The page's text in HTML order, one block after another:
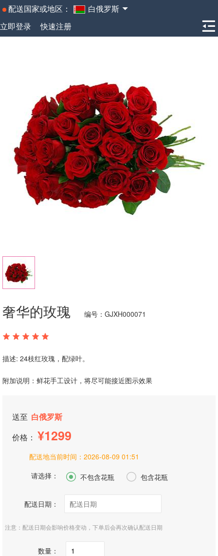
配送国家或地区：
白俄罗斯
立即登录
快速注册
奢华的玫瑰 编号：GJXH000071
描述: 24枝红玫瑰，配绿叶。
附加说明：鲜花手工设计，将尽可能接近图示效果
送至 白俄罗斯
价格：
1299
配送地当前时间： 2026-08-09 01:51
请选择：
 不包含花瓶  包含花瓶
配送日期：
注意：配送日期会影响价格变动，下单后会再次确认配送日期
数量：